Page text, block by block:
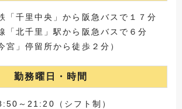
「千里中央」から阪急バスで１７分
「北千里」駅から阪急バスで６分
宮」停留所から徒歩２分）
勤務曜日・時間
～21:20（シフト制）